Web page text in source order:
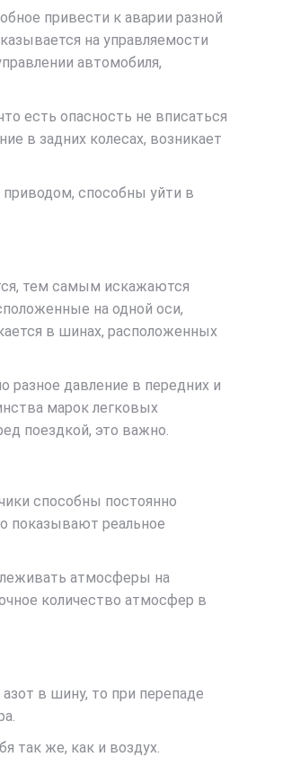
привести к аварии разной
на управляемости
автомобиля,
есть опасность не вписаться
в задних колесах, возникает
способны уйти в
тем самым искажаются
на одной оси,
в шинах, расположенных
разное давление в передних и
марок легковых
поездкой, это важно.
способны постоянно
показывают реальное
атмосферы на
количество атмосфер в
в шину, то при перепаде
так же, как и воздух.